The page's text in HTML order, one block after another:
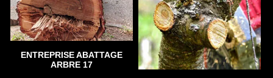
ENTREPRISE ABATTAGE
ARBRE 17